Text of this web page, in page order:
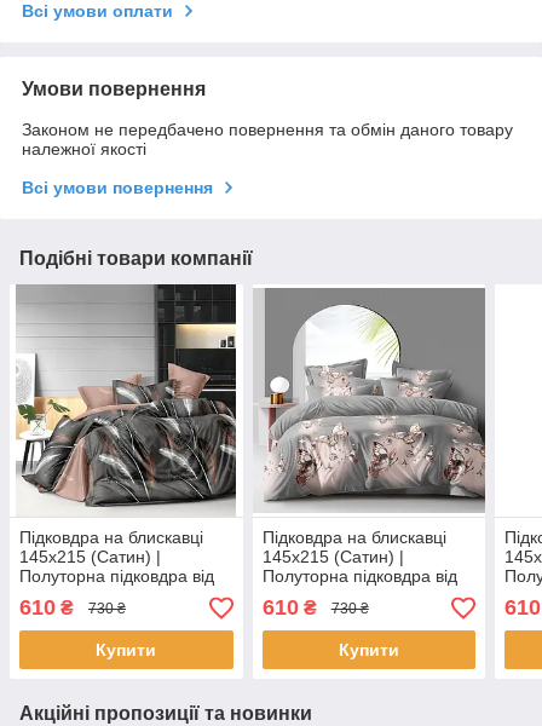
Всі умови оплати
Умови повернення
Законом не передбачено повернення та обмін даного товару
належної якості
Всі умови повернення
Подібні товари компанії
Підковдра на блискавці
145х215 (Сатин) |
Полуторна підковдра від
виробника "Королева
Ночі" | Пір'я на темно-
сірому
610 ₴ 730 ₴
Купити
Підковдра на блискавці
145х215 (Сатин) |
Полуторна підковдра від
виробника "Королева
Ночі" | Метелики на сірому
610₴ 730 ₴
Купити
610
Акційні пропозиції та новинки